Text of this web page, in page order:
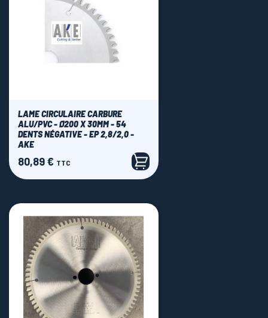
LAME CIRCULAIRE CARBURE
ALU/PVC - Ø200 X 30MM - 54
DENTS NÉGATIVE - EP 2,8/2,0 -
AKE
Prix
80,89 € TTC